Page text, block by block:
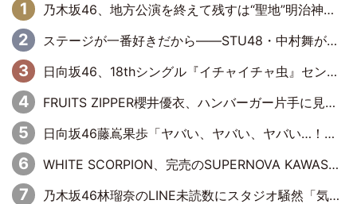
乃木坂46、地方公演を終えて残すは“聖地”明治神宮野球場！ 最終の福岡公演では吉田綾乃クリスティーの『卒業セレモニー』を開催
ステージが一番好きだから――STU48・中村舞が描く“これからの私”
日向坂46、18thシングル『イチャイチャ虫』センターは正源司陽子に決定& 佐藤優羽や平岡海月など、“ひなた坂46”からの選抜入りも注目！
FRUITS ZIPPER櫻井優衣、ハンバーガー片手に見せた笑顔がかわい過ぎる…「国宝級の美しさ」「モグモグ美女」「この笑顔は反則過ぎる」
日向坂46藤嶌果歩「ヤバい、ヤバい、ヤバい…！」まさかの暴露に赤面
WHITE SCORPION、完売のSUPERNOVA KAWASAKIで沸いた“着席型LIVE” 『BASE Live #16』昼公演リポート
乃木坂46林瑠奈のLINE未読数にスタジオ騒然「気付かないうちに溜まってる、みたいな」